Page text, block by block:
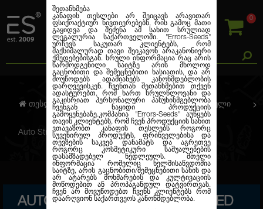
0
შეთანხმება
კანაფის თესლები არ შეიცავს არავითარ
ფსიქოაქტიურ ნივთიერებებს, რის გამოც მათი
გაყიდვა და შეძენა ამ სახით სრულიად
ლეგალურია საქართველოში. "Errors-Seeds"
ურჩევს საკუთარ კლიენტებს, რომ
მაქსიმალურად თავი შეიკავონ არაკანონიერი
ქმედებებისგან. სრული ინფორმაცია რაც არის
წარმოდგენილი საიტზე არის მხოლოდ
გაცნობითი და შემეცნებითი ხასიათის, და არ
მოუწოდებს ადამიანებს კანონმდებლობის
დარღვევისკენ. ჩვენთან შეთანხმებით თქვენ
ადასტურებთ, რომ ხართ სრულწლოვანი და
გაკისრიათ პერსონალური პასუხისმგებლობა
ჩვენგან ნაყიდი პროდუქციის
გამოყენებაზე.კომპანია
"Errors-Seeds" აუწყებს
თავის კლიენტებს, რომ ჩვენ პროდუქციის სახით
ვთავაზობთ კანაფის თესლებს როგორც
სუვენირულ პროდუქტს, ფრინველებისა და
თევზების საკვებ დანამატს და აგრეთვე
როგორც კოსმეტიკური საშუალებების
დასამზადებელ ნედლეულს. მთელი
ინფორმაცია რომელიც ხელმისაწვდომია
საიტზე, არის გაცნობითი/შემეცნებითი სახის და
არ ატარებს მოხმარების და კულტივაციის
მოწოდებით ან პროპაგანდულ დატვირთვას.
ჩვენ არ მოვუწოდებთ ჩვენს კლიენტებს რომ
დაარღვიონ საქართვეოს კანონმდებლობა.
თესლების კანაფი ავტო. ფემინიზირებული
Auto Stress Brake Feminised
AUTO STRESS BRAKE FEMINISED